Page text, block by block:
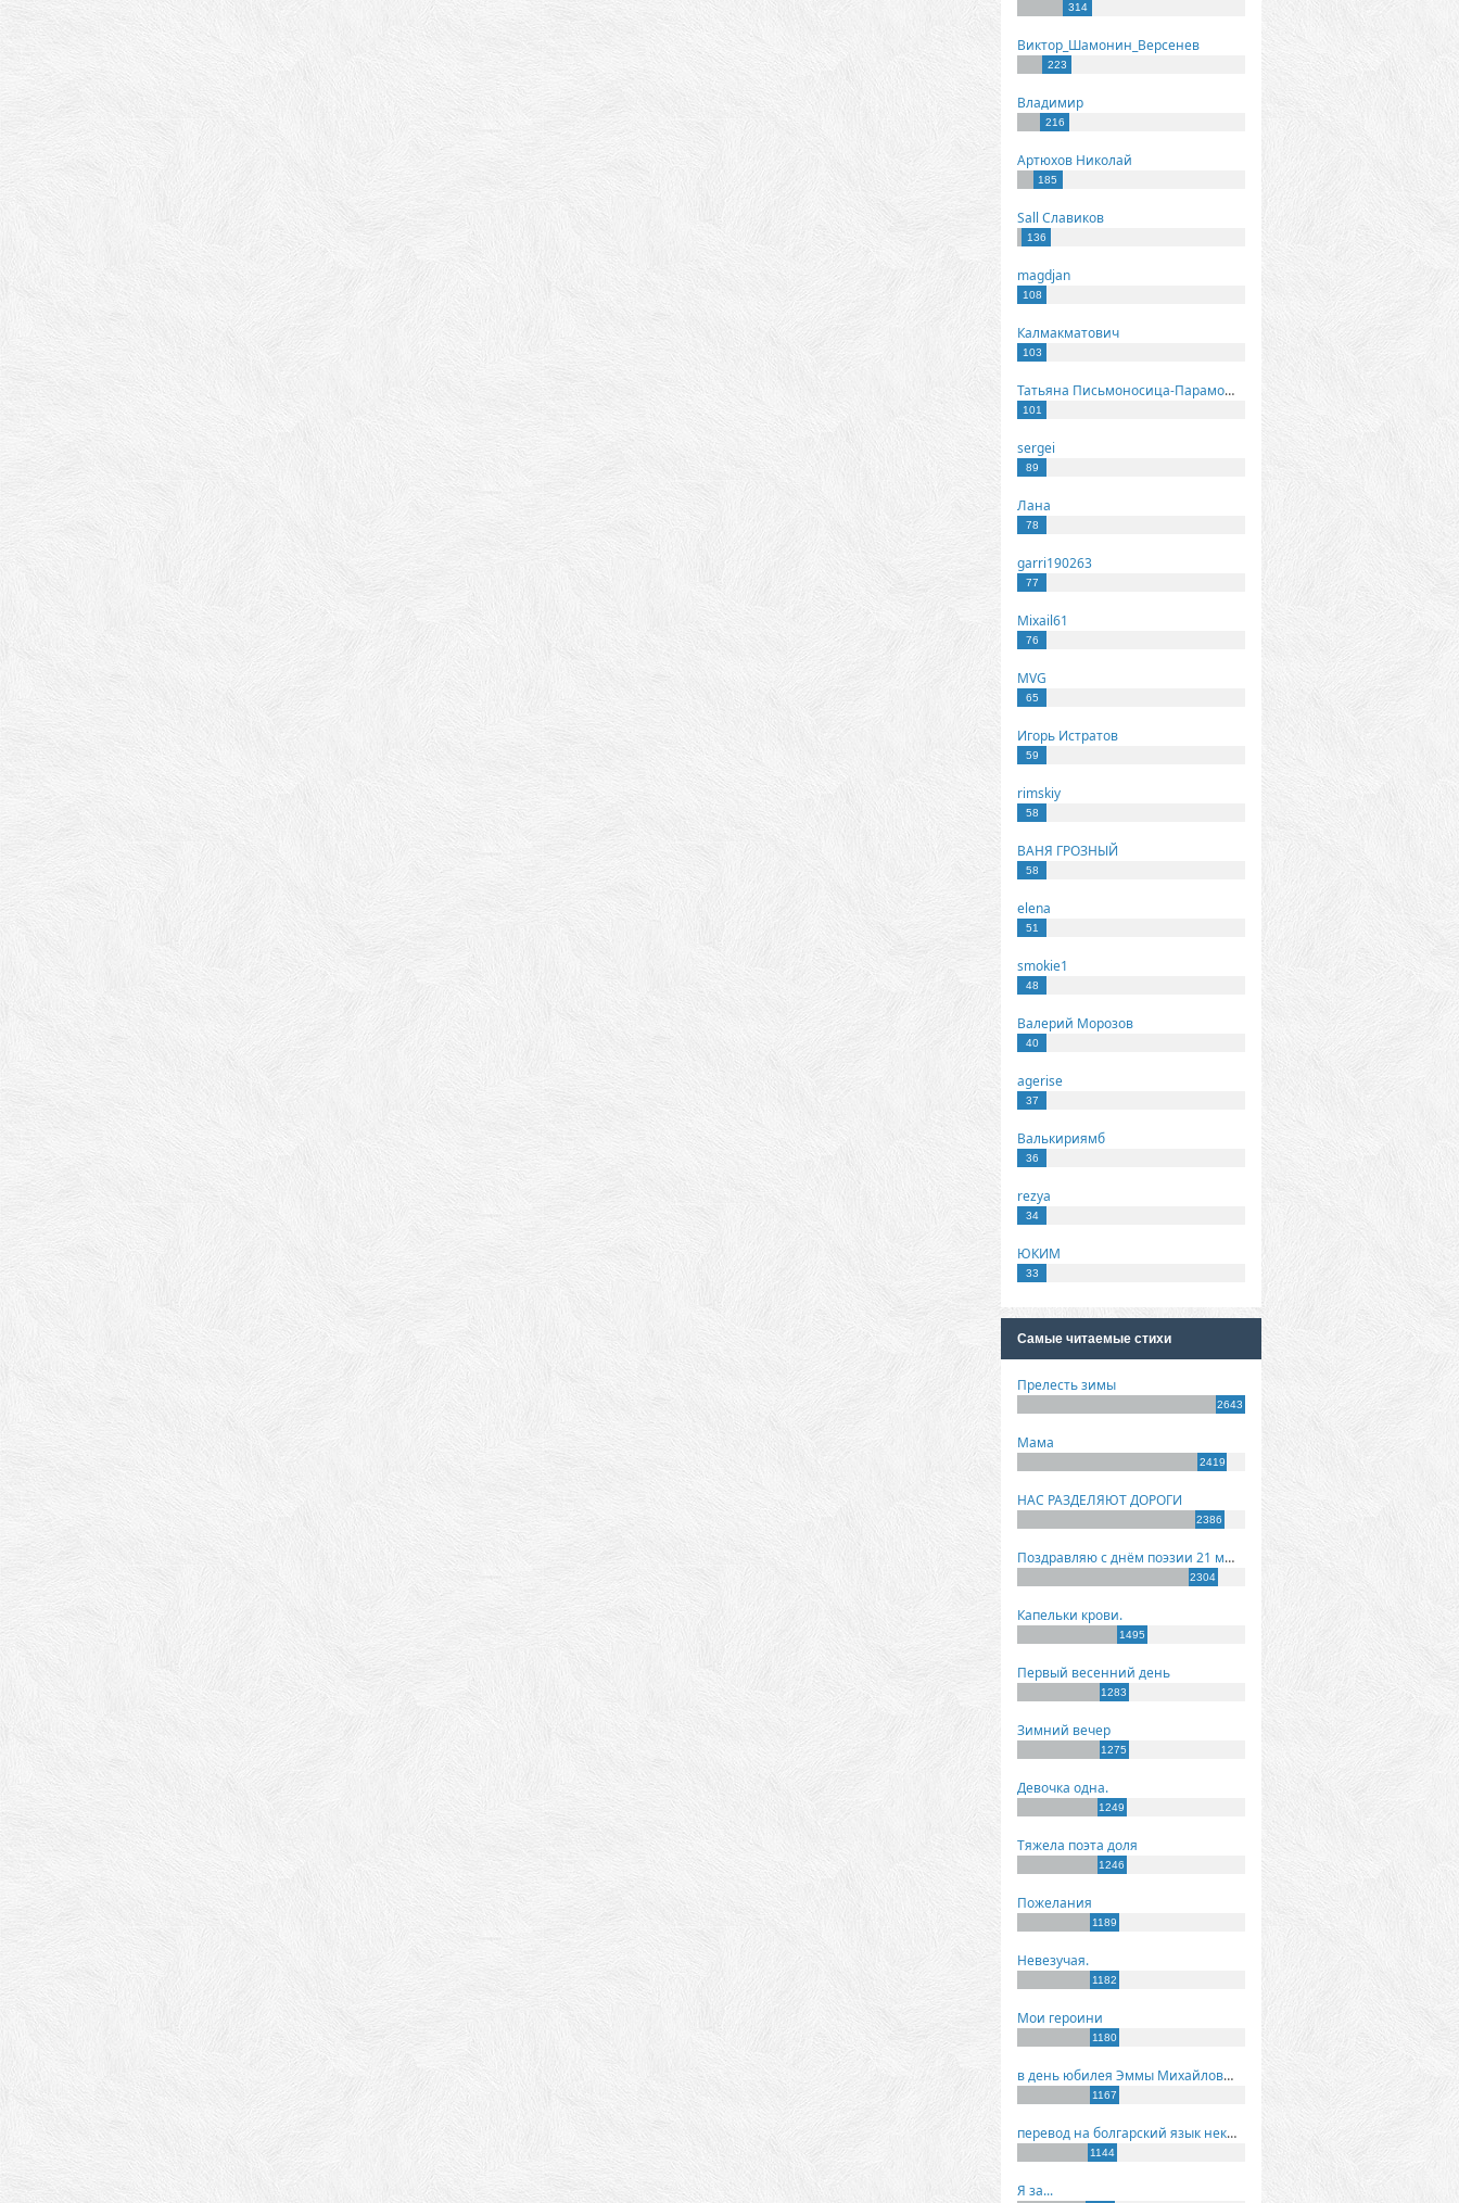
314
Виктор_Шамонин_Версенев
223
Владимир
216
Артюхов Николай
185
Sall Славиков
136
magdjan
108
Калмакматович
103
Татьяна Письмоносица-Парамонова
101
sergei
89
Лана
78
garri190263
77
Mixail61
76
MVG
65
Игорь Истратов
59
rimskiy
58
ВАНЯ ГРОЗНЫЙ
58
elena
51
smokie1
48
Валерий Морозов
40
agerise
37
Валькириямб
36
rezya
34
ЮКИМ
33
Самые читаемые стихи
Прелесть зимы
2643
Мама
2419
НАС РАЗДЕЛЯЮТ ДОРОГИ
2386
Поздравляю с днём поэзии 21 марта!
2304
Капельки крови.
1495
Первый весенний день
1283
Зимний вечер
1275
Девочка одна.
1249
Тяжела поэта доля
1246
Пожелания
1189
Невезучая.
1182
Мои героини
1180
в день юбилея Эммы Михайловны Киселевой
1167
перевод на болгарский язык некоторых моих стихов
1144
Я за...